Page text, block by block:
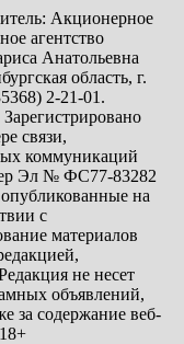
Акционерное
агентство
Анатольевна
область, г.
2-21-01.
связи,
коммуникаций
Эл № ФС77-83282
на
с
материалов
не несет
объявлений,
за содержание веб-